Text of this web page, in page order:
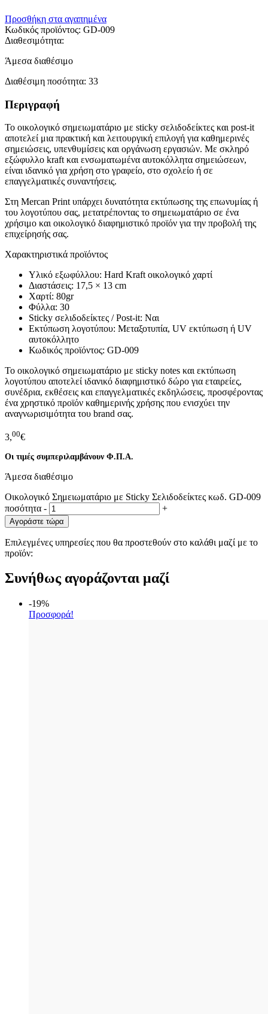
Προσθήκη στα αγαπημένα
Κωδικός προϊόντος: GD-009
Διαθεσιμότητα:
Άμεσα διαθέσιμο
Διαθέσιμη ποσότητα: 33
Περιγραφή
Το οικολογικό σημειωματάριο με sticky σελιδοδείκτες και post-it
αποτελεί μια πρακτική και λειτουργική επιλογή για καθημερινές
σημειώσεις, υπενθυμίσεις και οργάνωση εργασιών. Με σκληρό
εξώφυλλο kraft και ενσωματωμένα αυτοκόλλητα σημειώσεων,
είναι ιδανικό για χρήση στο γραφείο, στο σχολείο ή σε
επαγγελματικές συναντήσεις.
Στη Mercan Print υπάρχει δυνατότητα εκτύπωσης της επωνυμίας ή
του λογοτύπου σας, μετατρέποντας το σημειωματάριο σε ένα
χρήσιμο και οικολογικό διαφημιστικό προϊόν για την προβολή της
επιχείρησής σας.
Χαρακτηριστικά προϊόντος
Υλικό εξωφύλλου: Hard Kraft οικολογικό χαρτί
Διαστάσεις: 17,5 × 13 cm
Χαρτί: 80gr
Φύλλα: 30
Sticky σελιδοδείκτες / Post-it: Ναι
Εκτύπωση λογοτύπου: Μεταξοτυπία, UV εκτύπωση ή UV
αυτοκόλλητο
Κωδικός προϊόντος: GD-009
Το οικολογικό σημειωματάριο με sticky notes και εκτύπωση
λογοτύπου αποτελεί ιδανικό διαφημιστικό δώρο για εταιρείες,
συνέδρια, εκθέσεις και επαγγελματικές εκδηλώσεις, προσφέροντας
ένα χρηστικό προϊόν καθημερινής χρήσης που ενισχύει την
αναγνωρισιμότητα του brand σας.
3,00€
Οι τιμές συμπεριλαμβάνουν Φ.Π.Α.
Άμεσα διαθέσιμο
Οικολογικό Σημειωματάριο με Sticky Σελιδοδείκτες κωδ. GD-009
ποσότητα - +
Αγοράστε τώρα
Επιλεγμένες υπηρεσίες που θα προστεθούν στο καλάθι μαζί με το
προϊόν:
Συνήθως αγοράζονται μαζί
-19%
Προσφορά!